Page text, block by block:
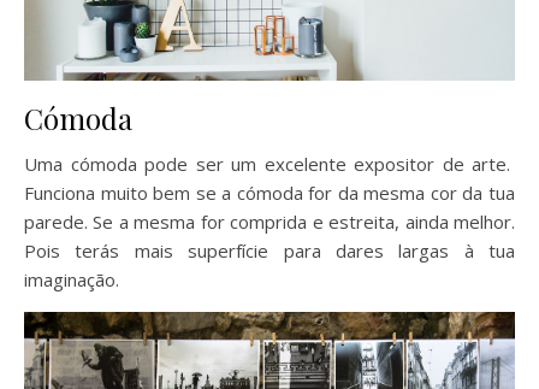
Cómoda
Uma cómoda pode ser um excelente expositor de arte.
Funciona muito bem se a cómoda for da mesma cor da tua
parede. Se a mesma for comprida e estreita, ainda melhor.
Pois terás mais superfície para dares largas à tua
imaginação.